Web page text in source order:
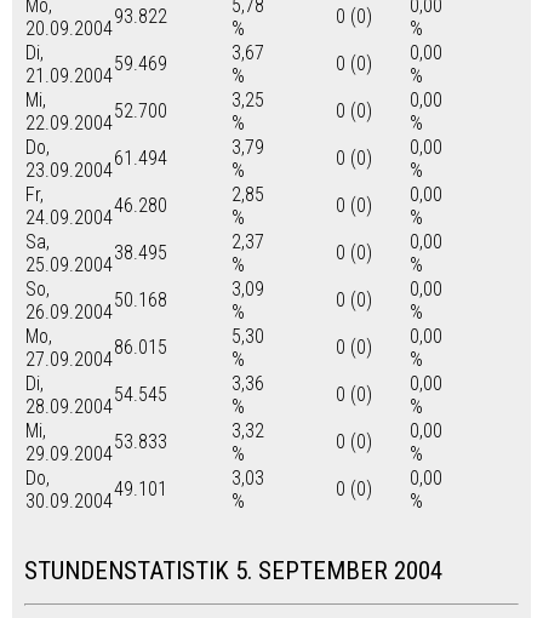
Mo,
20.09.2004
93.822
5,78
%
0 (0)
0,00
%
Di,
21.09.2004
59.469
3,67
%
0 (0)
0,00
%
Mi,
22.09.2004
52.700
3,25
%
0 (0)
0,00
%
Do,
23.09.2004
61.494
3,79
%
0 (0)
0,00
%
Fr,
24.09.2004
46.280
2,85
%
0 (0)
0,00
%
Sa,
25.09.2004
38.495
2,37
%
0 (0)
0,00
%
So,
26.09.2004
50.168
3,09
%
0 (0)
0,00
%
Mo,
27.09.2004
86.015
5,30
%
0 (0)
0,00
%
Di,
28.09.2004
54.545
3,36
%
0 (0)
0,00
%
Mi,
29.09.2004
53.833
3,32
%
0 (0)
0,00
%
Do,
30.09.2004
49.101
3,03
%
0 (0)
0,00
%
STUNDENSTATISTIK 5. SEPTEMBER 2004